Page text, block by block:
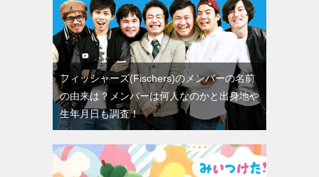
フィッシャーズ(Fischers)のメンバーの名前
の由来は？メンバーは何人なのかと出身地や
生年月日も調査！